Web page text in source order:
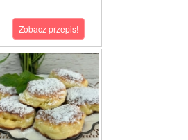
Zobacz przepis!